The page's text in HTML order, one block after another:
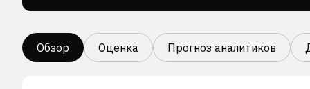
Обзор Оценка Прогноз аналитиков